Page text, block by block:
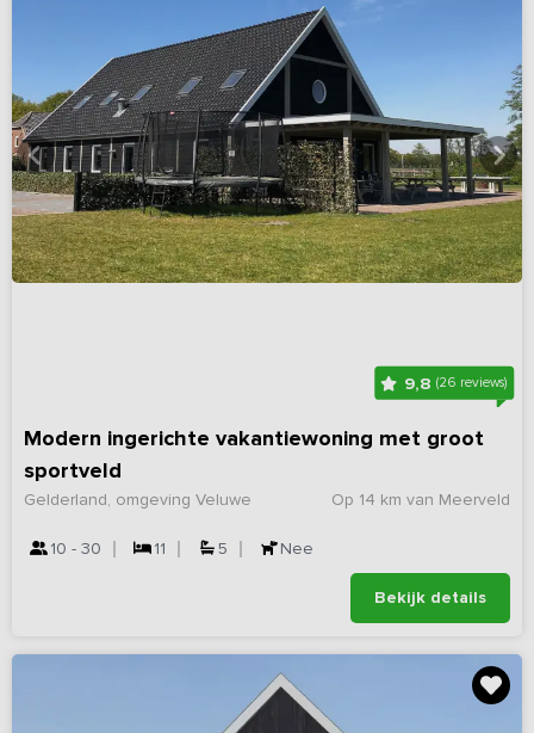
9,8 (26 reviews)
Modern ingerichte vakantiewoning met groot
sportveld
Op 14 km van Meerveld
Gelderland, omgeving Veluwe
10 - 30 11 5 Nee
Bekijk details